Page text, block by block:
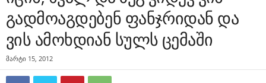
გადმოაგდებენ ფანჯრიდან და
ვის ამოხდიან სულს ცემაში
მარტი 15, 2012